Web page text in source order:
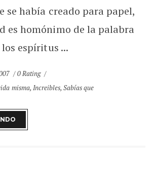
se había creado para papel,
es homónimo de la palabra
espíritus ...
0 Rating
misma,Increibles,Sabías que